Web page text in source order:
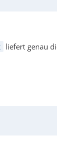
liefert genau